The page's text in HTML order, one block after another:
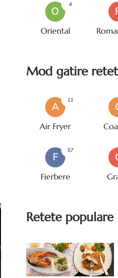
O
Oriental
4
Mod gatire
A
Air Fryer
11
F
Fierbere
57
Retete populare